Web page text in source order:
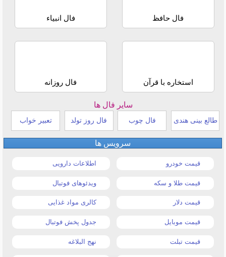
فال حافظ فال انبیاء
استخاره با قرآن فال روزانه
سایر فال ها
طالع بینی هندی فال چوب فال روز تولد تعبیر خواب
سرویس ها
قیمت خودرو اطلاعات دارویی
قیمت طلا و سکه ویدئوهای فوتبال
قیمت دلار کالری مواد غذایی
قیمت موبایل جدول پخش فوتبال
قیمت تبلت نهج البلاغه